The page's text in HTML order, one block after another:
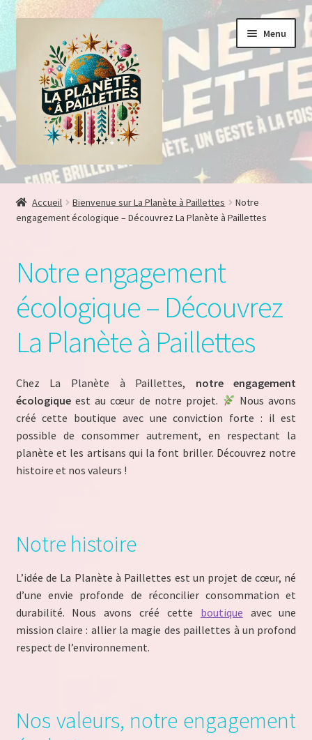
navigation
contenu
Menu
Accueil
Adhésion vendeur
Boutique
Conditions Générales d’Utilisation (CGU)
Dashboard
Inscription du Vendeur
Mentions Légales de La Planète à Paillettes
My Orders
Panier
Politique de confidentialité
Store List
Accueil Bienvenue sur La Planète à Paillettes
Notre
engagement écologique – Découvrez La Planète à Paillettes
Notre engagement
écologique – Découvrez
La Planète à Paillettes
Chez La Planète à Paillettes, notre engagement
écologiqueest au cœur de notre projet.
Nous avons
créé cette boutique avec une conviction forte : il est
possible de consommer autrement, en respectant la
planète et les artisans qui la font briller. Découvrez notre
histoire et nos valeurs !
Notre histoire
L’idée de La Planète à Paillettes est un projet de cœur, né
d’une envie profonde de réconcilier consommation et
durabilité. Nous avons créé cette boutique avec une
mission claire : allier la magie des paillettes à un profond
respect de l’environnement.
Nos valeurs, notre engagement